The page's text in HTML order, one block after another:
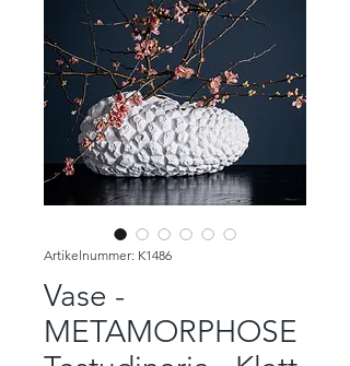
Artikelnummer: K1486
Vase -
METAMORPHOSE